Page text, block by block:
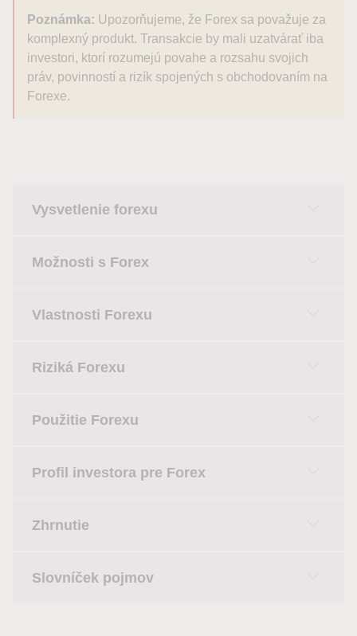
Poznámka: Upozorňujeme, že Forex sa považuje za
komplexný produkt. Transakcie by mali uzatvárať iba
investori, ktorí rozumejú povahe a rozsahu svojich
práv, povinností a rizík spojených s obchodovaním na
Forexe.
Vysvetlenie forexu
Možnosti s Forex
Vlastnosti Forexu
Riziká Forexu
Použitie Forexu
Profil investora pre Forex
Zhrnutie
Slovníček pojmov